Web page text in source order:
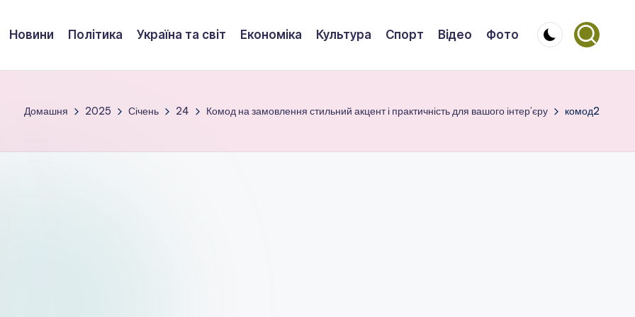
Новини Політика Україна та світ Економіка Культура Спорт Відео Фото
Домашня 2025 Січень 24 Комод на замовлення стильний акцент і практичність для вашого інтер’єру комод2